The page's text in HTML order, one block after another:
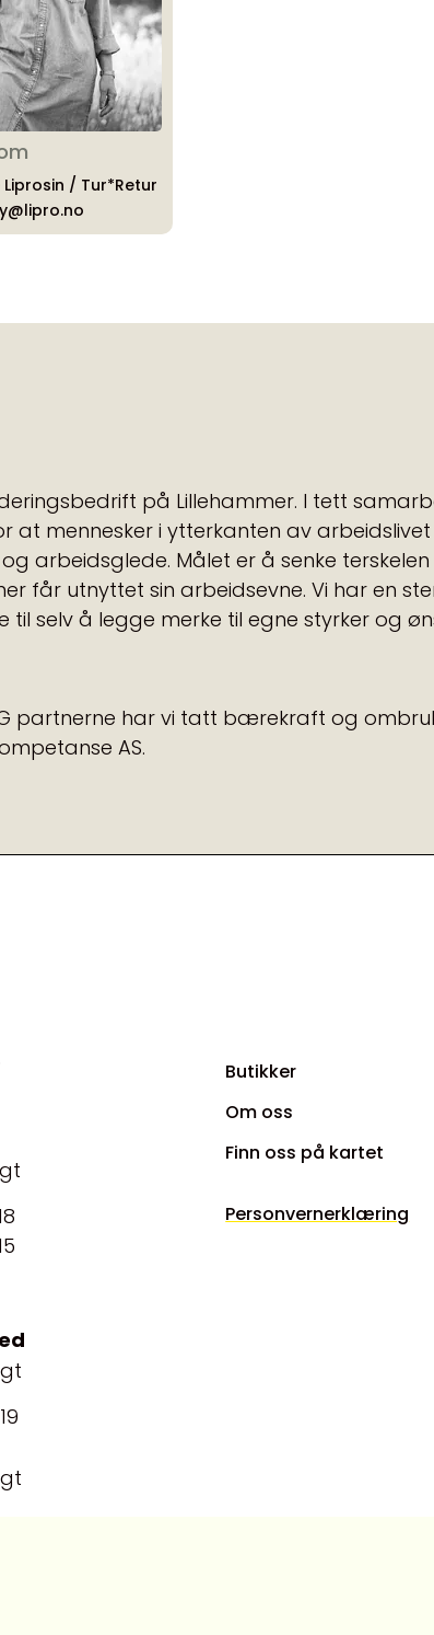
Liprosin / Tur*Retur
på Lillehammer. I tett
mennesker i ytterkanten av arbeidslivet
arbeidsglede. Målet er å senke
får utnyttet sin arbeidsevne. Vi har en
selv å legge merke til egne styrker og
partnerne har vi tatt bærekraft og
AS.
Butikker
Om oss
Finn oss på kartet
Personvernerklæring